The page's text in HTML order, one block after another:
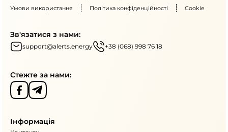
Умови використання Політика конфіденційності Cookie
Зв'язатися з нами:
support@alerts.energy +38 (068) 998 76 18
Стежте за нами:
Інформація